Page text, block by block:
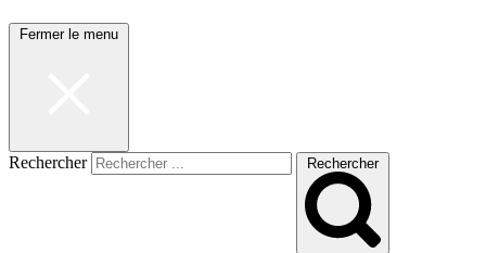
Fermer le menu
Rechercher Rechercher